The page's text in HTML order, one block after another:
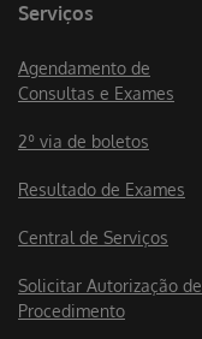
Serviços
Agendamento de
Consultas e Exames
2º via de boletos
Resultado de Exames
Central de Serviços
Solicitar Autorização de
Procedimento